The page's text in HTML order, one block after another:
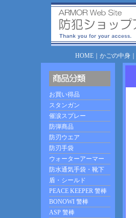
HOME｜ かごの中身｜